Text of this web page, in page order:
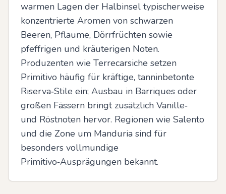
warmen Lagen der Halbinsel typischerweise
konzentrierte Aromen von schwarzen
Beeren, Pflaume, Dörrfrüchten sowie
pfeffrigen und kräuterigen Noten.
Produzenten wie Terrecarsiche setzen
Primitivo häufig für kräftige, tanninbetonte
Riserva‑Stile ein; Ausbau in Barriques oder
großen Fässern bringt zusätzlich Vanille‑
und Röstnoten hervor. Regionen wie Salento
und die Zone um Manduria sind für
besonders vollmundige
Primitivo‑Ausprägungen bekannt.